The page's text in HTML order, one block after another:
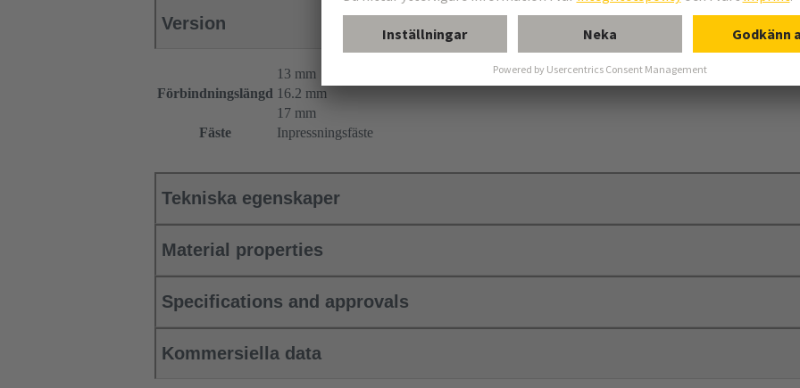
Version
Förbindningslängd
13 mm
16.2 mm
17 mm
Fäste
Inpressningsfäste
Tekniska egenskaper
Material properties
Specifications and approvals
Kommersiella data